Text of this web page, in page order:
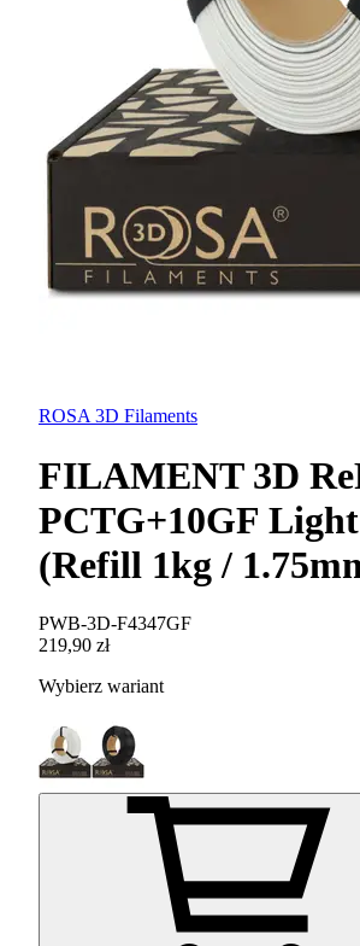
ROSA 3D Filaments
FILAMENT 3D
PCTG+10GF
(Refill 1kg /
PWB-3D-F4347GF
219,90 zł
Wybierz wariant